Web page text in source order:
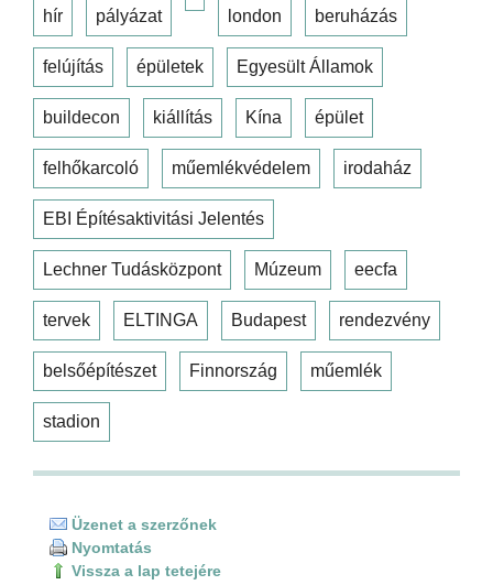
hír pályázat london beruházás
felújítás épületek Egyesült Államok
buildecon kiállítás Kína épület
felhőkarcoló műemlékvédelem irodaház
EBI Építésaktivitási Jelentés
Lechner Tudásközpont Múzeum eecfa
tervek ELTINGA Budapest rendezvény
belsőépítészet Finnország műemlék
stadion
Üzenet a szerzőnek
Nyomtatás
Vissza a lap tetejére